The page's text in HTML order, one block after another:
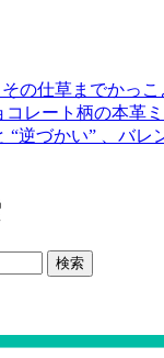
の仕草までかっ
コレート柄の本革
“逆づかい” 、バレ